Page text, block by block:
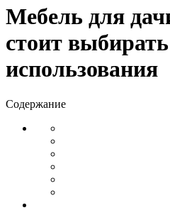
Мебель для
стоит
использования
Содержание